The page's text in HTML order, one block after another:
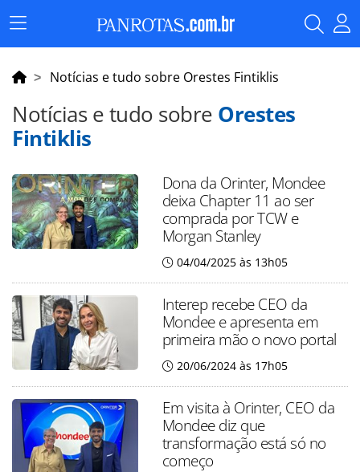
Menu
Principal
Notícias e tudo sobre Orestes Fintiklis
Notícias e tudo sobre Orestes
Fintiklis
Dona da Orinter, Mondee
deixa Chapter 11 ao ser
comprada por TCW e
Morgan Stanley
04/04/2025 às 13h05
Interep recebe CEO da
Mondee e apresenta em
primeira mão o novo portal
20/06/2024 às 17h05
Em visita à Orinter, CEO da
Mondee diz que
transformação está só no
começo